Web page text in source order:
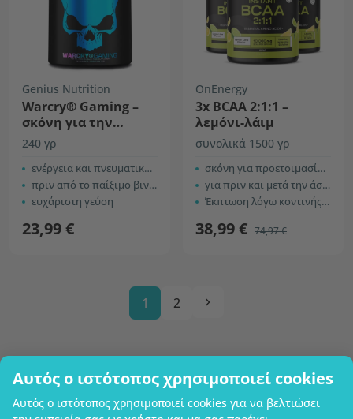
Αυτός ο ιστότοπος χρησιμοποιεί cookies
Αυτός ο ιστότοπος χρησιμοποιεί cookies για να βελτιώσει
Genius Nutrition
Warcry® Gaming –
σκόνη για την
παρασκευή
ροφήματος, γεύση
Diablo’s Blood
240 γρ
ενέργεια και πνευματική απόδοση
πριν από το παίξιμο βιντεοπαιχνιδιών
ευχάριστη γεύση
23,99 €
OnEnergy
3x BCAA 2:1:1 –
λεμόνι-λάιμ
συνολικά 1500 γρ
σκόνη για προετοιμασία ροφήματος
για πριν και μετά την άσκηση
Έκπτωση λόγω κοντινής ημερομηνίας λήξης
38,99 € 74,97 €
1 2
Επωνυμία επιχείρησης